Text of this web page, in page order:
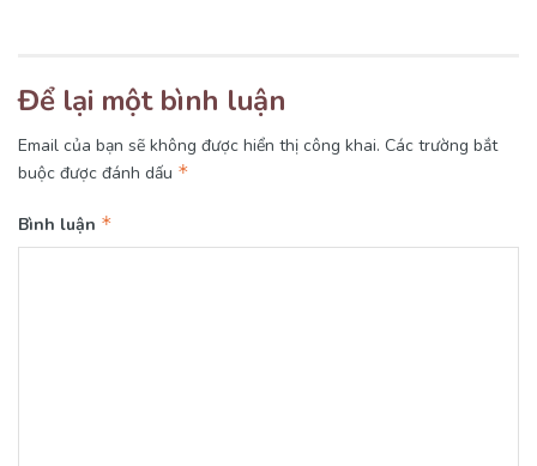
Để lại một bình luận
Email của bạn sẽ không được hiển thị công khai. Các trường bắt
buộc được đánh dấu *
Bình luận *